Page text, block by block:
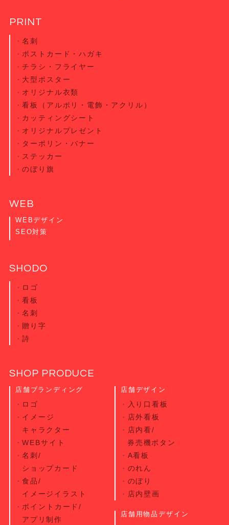
PRINT
名刺
ポストカード・ハガキ
チラシ・ フライヤー
大型ポスター
オリジナル衣類
看板（アルポリ・電飾・アクリル）
カッティングシート
オリジナルプレゼント
ターポリン・バナー
ステッカー
のぼり旗
WEB
WEBデザイン
SEO対策
SHODO
ロゴ
看板
名刺
贈り字
詩
SHOP PRODUCE
店舗ブランディング
ロゴ
イメージ
キャラクター
WEBサイト
名刺/
ショップカード
食品/
イメージイラスト
ポイントカード/
アプリ制作
店舗デザイン
入り口看板
店外看板
店内看/
券売機ボタン
A看板
のれん
のぼり
店内壁画
店舗用物品デザイン